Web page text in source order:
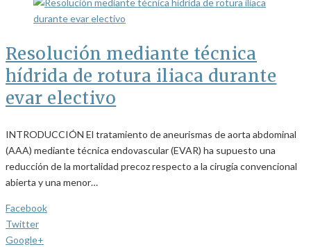
Resolución mediante técnica
hídrida de rotura iliaca durante
evar electivo
INTRODUCCIÓN El tratamiento de aneurismas de aorta abdominal
(AAA) mediante técnica endovascular (EVAR) ha supuesto una
reducción de la mortalidad precoz respecto a la cirugía convencional
abierta y una menor…
Facebook
Twitter
Google+